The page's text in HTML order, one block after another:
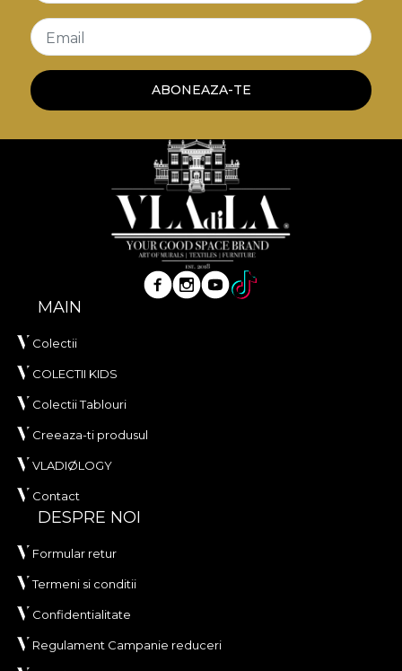
Email
ABONEAZA-TE
MAIN
Colectii
COLECTII KIDS
Colectii Tablouri
Creeaza-ti produsul
VLADIØLOGY
Contact
DESPRE NOI
Formular retur
Termeni si conditii
Confidentialitate
Regulament Campanie reduceri